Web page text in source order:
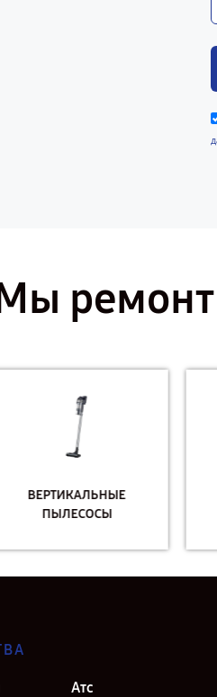
ВЕРТИКАЛЬНЫЕ
ПЫЛЕСОСЫ
Атс